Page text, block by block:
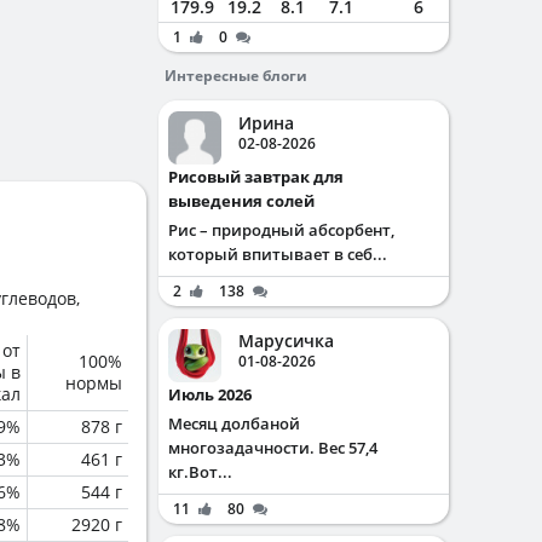
в
100%
нормы
878 г
461 г
544 г
2920 г
179.9 19.2 8.1 7.1 6
1
0
Интересные блоги
Ирина
02-08-2026
Рисовый завтрак для
выведения солей
Рис – природный абсорбент,
который впитывает в себ...
2 138
Марусичка
01-08-2026
Июль 2026
Месяц долбаной
многозадачности. Вес 57,4
кг.Вот...
11 80